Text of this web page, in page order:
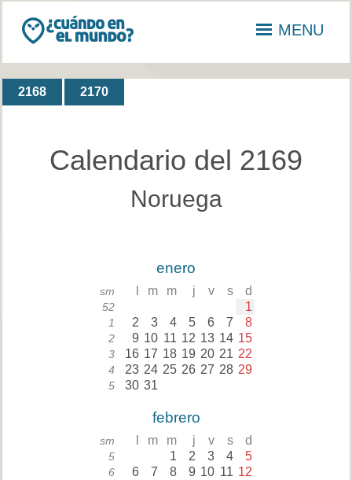
MENU
2168 2170
Calendario del 2169
Noruega
enero
sm m m j v s d
52 1
1 2 3 4 5 6 7 8
2 9 10 11 12 13 14 15
3 16 17 18 19 20 21 22
4 23 24 25 26 27 28 29
5 30 31
febrero
sm m m j v s d
5 1 2 3 4 5
6 6 7 8 9 10 11 12